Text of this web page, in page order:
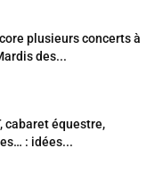
plusieurs concerts à
des...
cabaret équestre,
: idées...